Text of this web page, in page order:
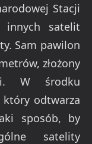
Stacji
innych satelit
Sam pawilon
złożony
W środku
który odtwarza
sposób, by
satelity